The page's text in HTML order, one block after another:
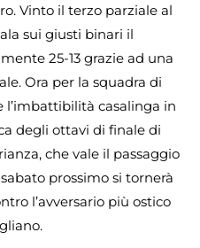
Vinto il terzo parziale al
sui giusti binari il
25-13 grazie ad una
Ora per la squadra di
l’imbattibilità casalinga in
degli ottavi di finale di
che vale il passaggio
prossimo si tornerà
l’avversario più ostico